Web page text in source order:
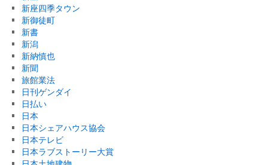
新座四季タウン
新御徒町
新書
新潟
新納慎也
新聞
旅館業法
日刊ゲンダイ
日払い
日本
日本シェアハウス協会
日本テレビ
日本ラブストーリー大賞